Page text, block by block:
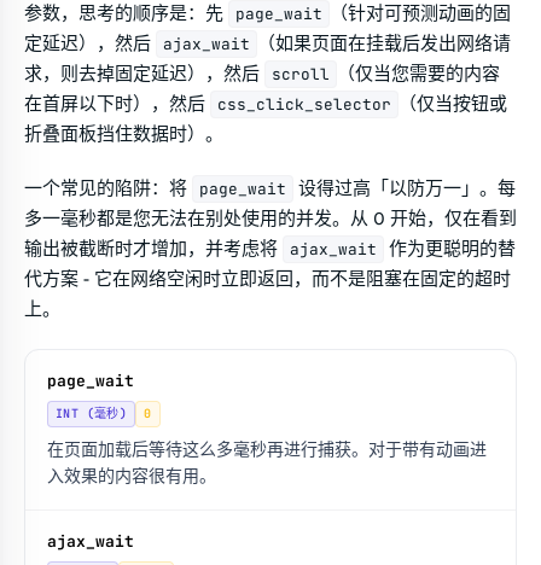
参数，思考的顺序是：先
page_wait
（针对可预测动画的固
定延迟），然后
ajax_wait
（如果页面在挂载后发出网络请
求，则去掉固定延迟），然后
scroll
（仅当您需要的内容
在首屏以下时），然后
css_click_selector
（仅当按钮或
折叠面板挡住数据时）。
一个常见的陷阱：将 page_wait
设得过高「以防万一」。每
多一毫秒都是您无法在别处使用的并发。从 0 开始，仅在看到
输出被截断时才增加，并考虑将
ajax_wait
作为更聪明的替
代方案 - 它在网络空闲时立即返回，而不是阻塞在固定的超时
上。
page_wait
INT (毫秒) 0
在页面加载后等待这么多毫秒再进行捕获。对于带有动画进
入效果的内容很有用。
ajax_wait